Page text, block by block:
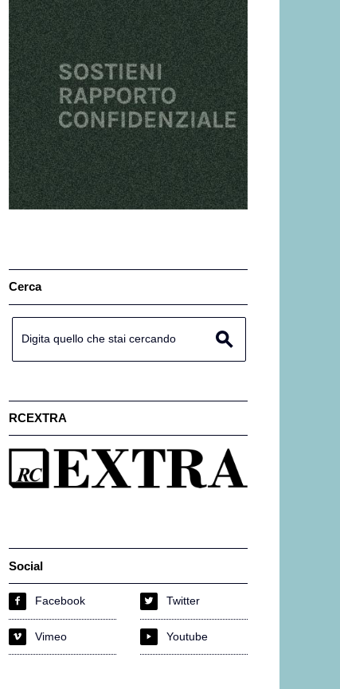
Cerca
s
RCEXTRA
Social
f Facebook w Twitter
i Vimeo y Youtube